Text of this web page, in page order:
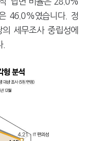
46.0%였습니다. 정
세무조사 중립성에
.